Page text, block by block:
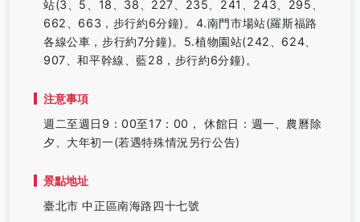
站(3、5、18、38、227、235、241、243、295、
662、663，步行約6分鐘)。4.南門市場站(羅斯福路
各線公車，步行約7分鐘)。5.植物園站(242、624、
907、和平幹線、藍28，步行約6分鐘)。
注意事項
週二至週日9：00至17：00， 休館日：週一、農曆除
夕、大年初一(若遇特殊情況另行公告)
景點地址
臺北市 中正區南海路四十七號